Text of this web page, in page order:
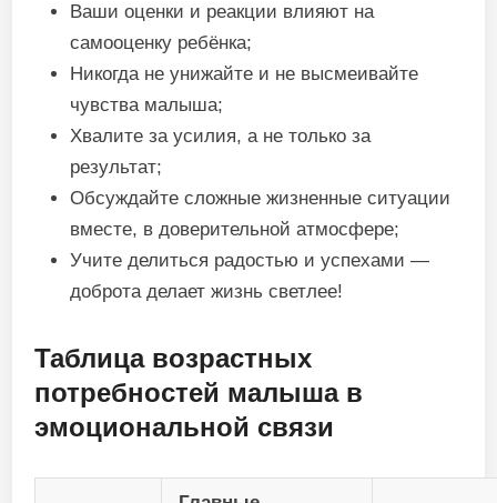
Ваши оценки и реакции влияют на
самооценку ребёнка;
Никогда не унижайте и не высмеивайте
чувства малыша;
Хвалите за усилия, а не только за
результат;
Обсуждайте сложные жизненные ситуации
вместе, в доверительной атмосфере;
Учите делиться радостью и успехами —
доброта делает жизнь светлее!
Таблица возрастных
потребностей малыша в
эмоциональной связи